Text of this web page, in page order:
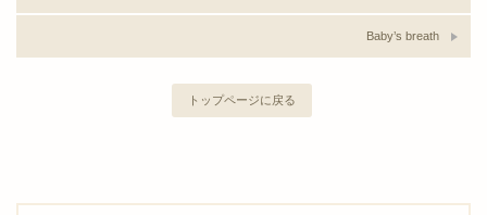
Baby’s breath
トップページに戻る